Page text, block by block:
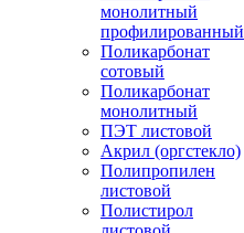
монолитный
профилированный
Поликарбонат
сотовый
Поликарбонат
монолитный
ПЭТ листовой
Акрил (оргстекло)
Полипропилен
листовой
Полистирол